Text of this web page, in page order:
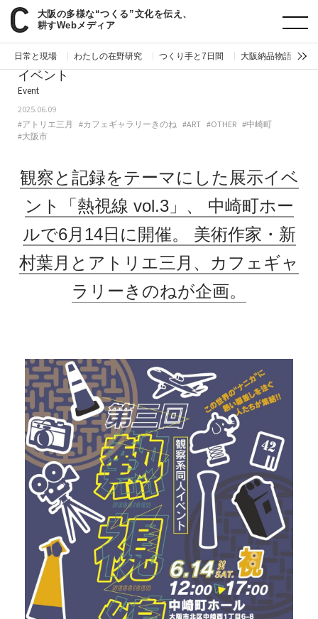
大阪の多様な“つくる”文化を伝え、
耕すWebメディア
日常と現場 わたしの在野研究 つくり手と7日間 大阪納品物語
paperC 今週のイベント
イベント
Event
2025.06.09
#アトリエ三月
#カフェギャラリーきのね #ART #OTHER #中崎町
#大阪市
観察と記録をテーマにした展示イベ
ント「熱視線 vol.3」、
中崎町ホー
ルで6月14日に開催。
美術作家・新
村葉月とアトリエ三月、カフェギャ
ラリーきのねが企画。